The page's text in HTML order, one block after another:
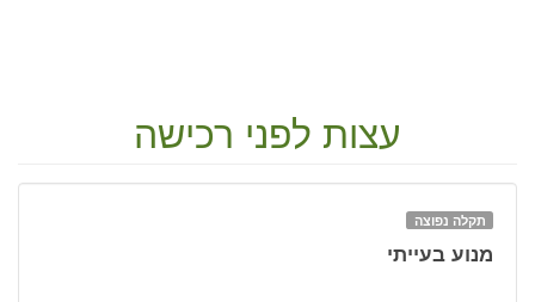
עצות לפני רכישה
תקלה נפוצה
מנוע בעייתי